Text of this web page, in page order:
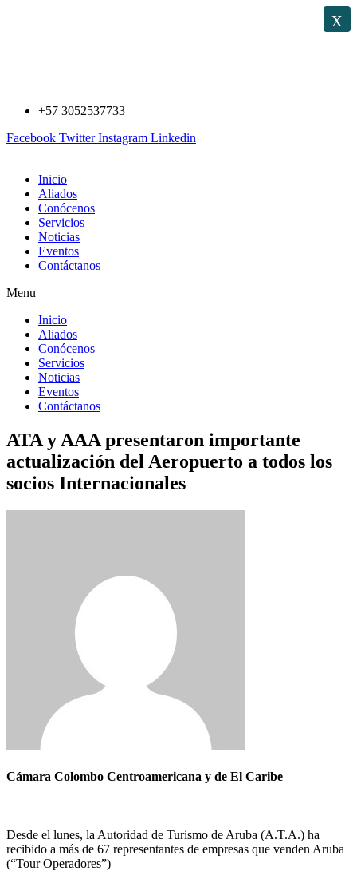
+57 3052537733
Facebook Twitter Instagram Linkedin
Inicio
Aliados
Conócenos
Servicios
Noticias
Eventos
Contáctanos
Menu
Inicio
Aliados
Conócenos
Servicios
Noticias
Eventos
Contáctanos
ATA y AAA presentaron importante
actualización del Aeropuerto a todos los
socios Internacionales
Cámara Colombo Centroamericana y de El Caribe
Desde el lunes, la Autoridad de Turismo de Aruba (A.T.A.) ha
recibido a más de 67 representantes de empresas que venden Aruba
(“Tour Operadores”)
x